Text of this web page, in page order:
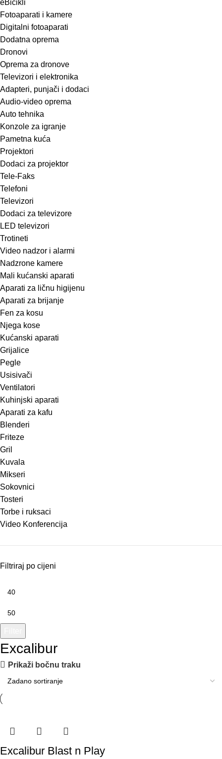
eBicikli
Fotoaparati i kamere
Digitalni fotoaparati
Dodatna oprema
Dronovi
Oprema za dronove
Televizori i elektronika
Adapteri, punjači i dodaci
Audio-video oprema
Auto tehnika
Konzole za igranje
Pametna kuća
Projektori
Dodaci za projektor
Tele-Faks
Telefoni
Televizori
Dodaci za televizore
LED televizori
Trotineti
Video nadzor i alarmi
Nadzrone kamere
Mali kućanski aparati
Aparati za ličnu higijenu
Aparati za brijanje
Fen za kosu
Njega kose
Kućanski aparati
Grijalice
Pegle
Usisivači
Ventilatori
Kuhinjski aparati
Aparati za kafu
Blenderi
Friteze
Gril
Kuvala
Mikseri
Sokovnici
Tosteri
Torbe i ruksaci
Video Konferencija
Filtriraj po cijeni
Excalibur
Prikaži bočnu traku
Excalibur Blast n Play